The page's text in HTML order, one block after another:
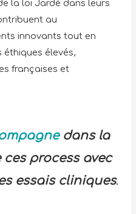
la loi Jardé dans leurs
au
innovants tout en
élevés,
françaises et
dans la
process avec
essais cliniques.